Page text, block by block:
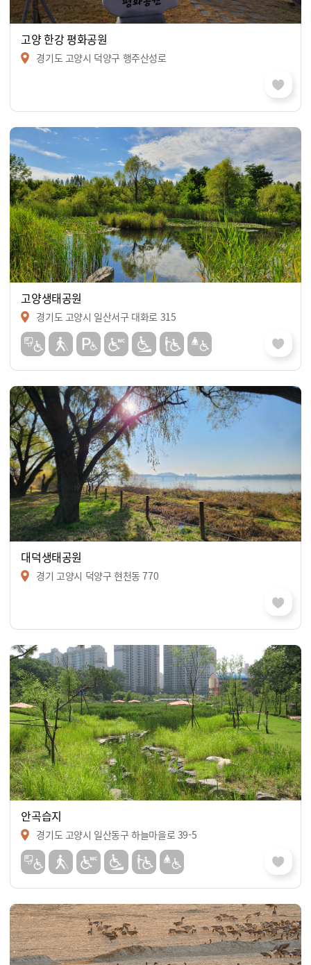
고양 한강 평화공원
경기도 고양시 덕양구 행주산성로
고양생태공원
경기도 고양시 일산서구 대화로 315
대덕생태공원
경기 고양시 덕양구 현천동 770
안곡습지
경기도 고양시 일산동구 하늘마을로 39-5